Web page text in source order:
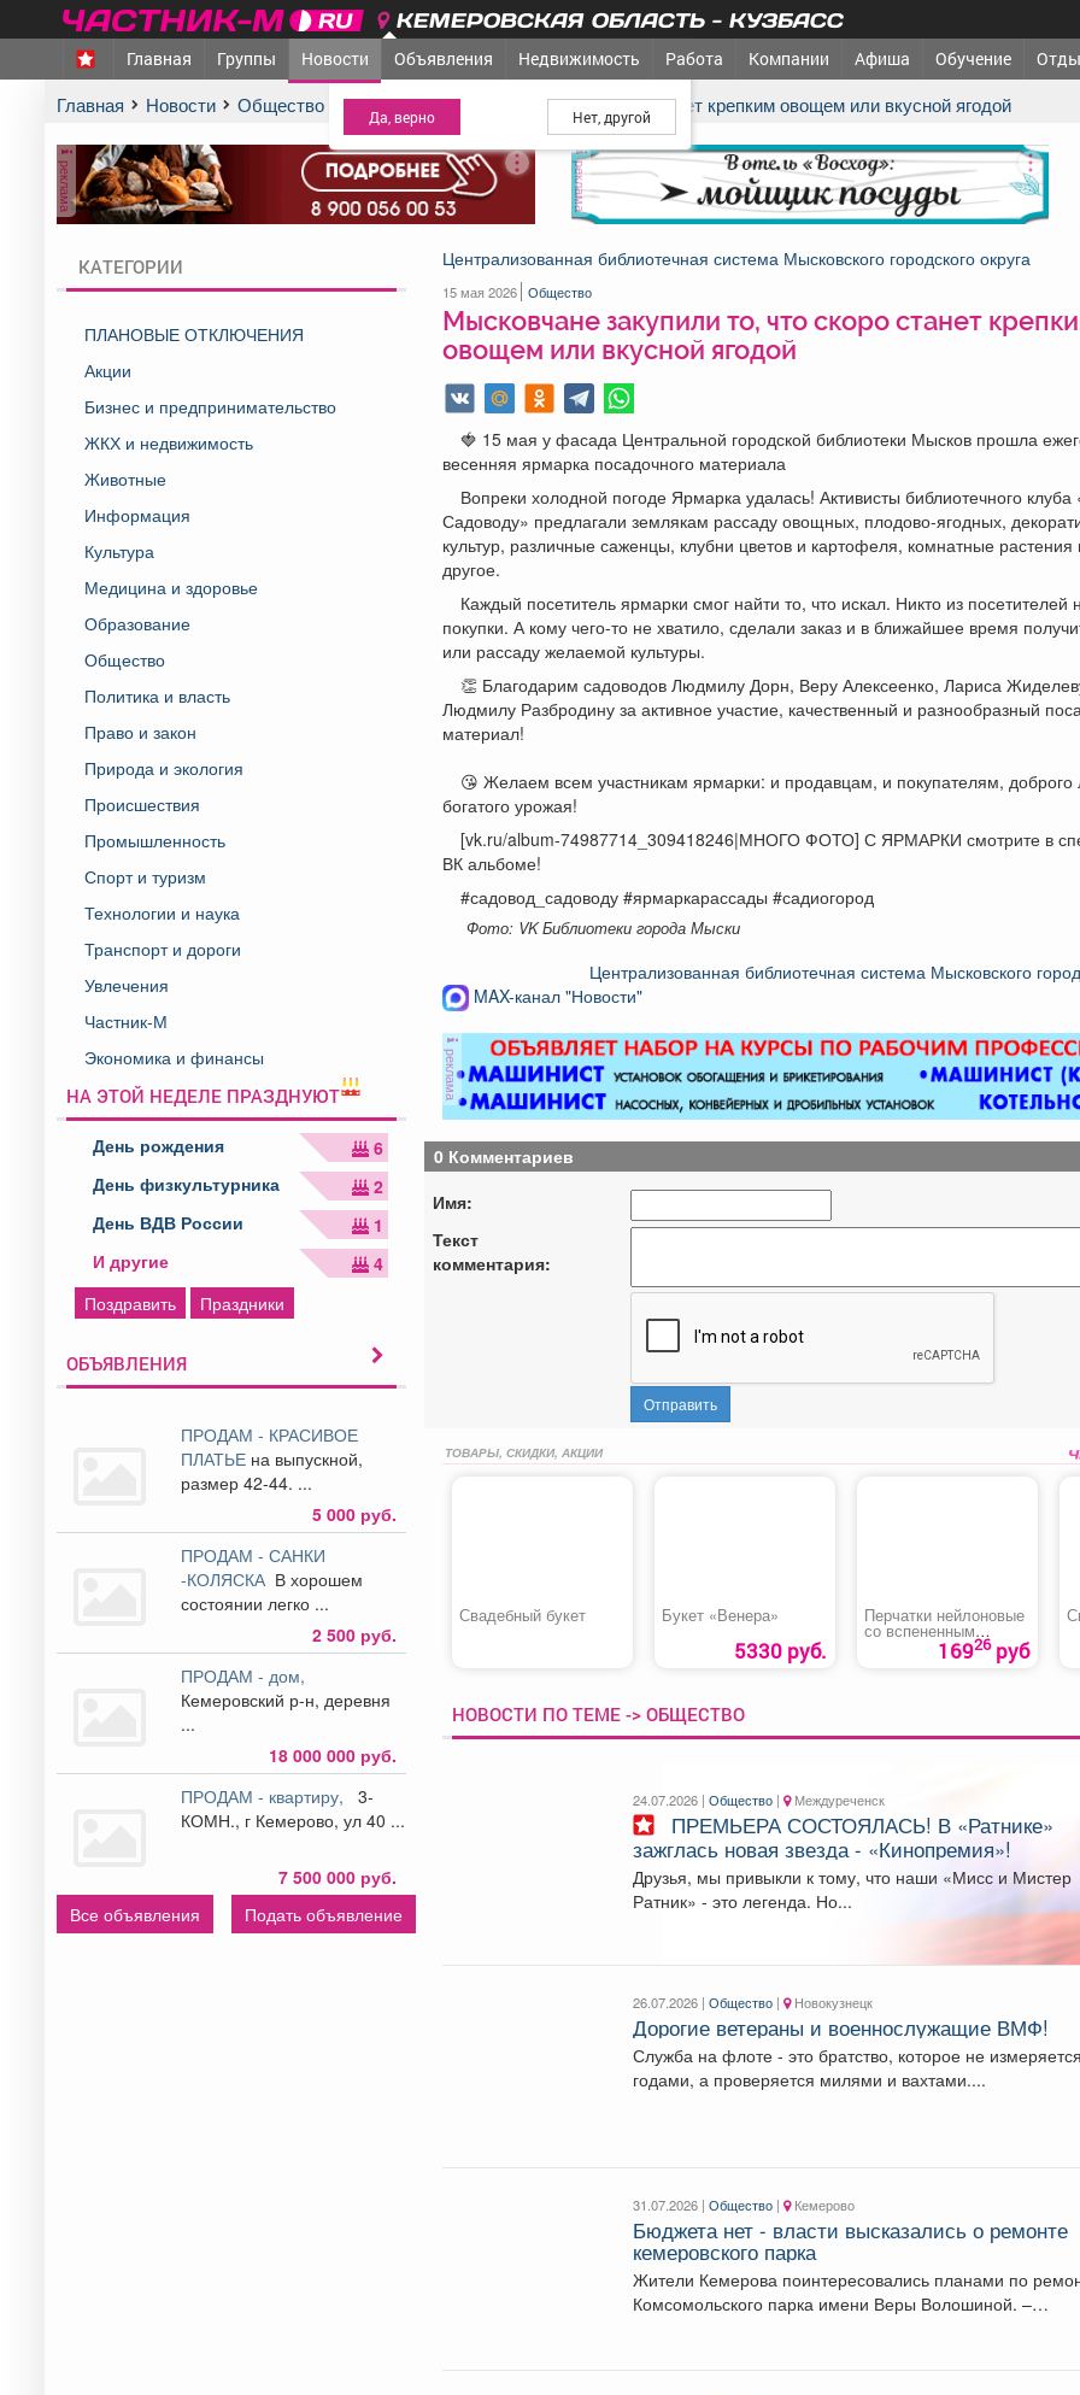
КЕМЕРОВСКАЯ ОБЛАСТЬ - КУЗБАСС
МЕЖДУРЕЧЕНСК - Ваш город?
Главная Группы Новости Объявления Недвижимость Работа Компании Афиша Обучение
Главная Новости Общество Мысковчане закупили то, что скоро станет крепким овощем или вкусной ягодой
реклама реклама
КАТЕГОРИИ
ПЛАНОВЫЕ ОТКЛЮЧЕНИЯ
Акции
Бизнес и предпринимательство
ЖКХ и недвижимость
Животные
Информация
Культура
Медицина и здоровье
Образование
Общество
Политика и власть
Право и закон
Природа и экология
Происшествия
Промышленность
Спорт и туризм
Технологии и наука
Транспорт и дороги
Увлечения
Частник-М
Экономика и финансы
НА ЭТОЙ НЕДЕЛЕ ПРАЗДНУЮТ
День рождения
6
День физкультурника
2
День ВДВ России
1
И другие
4
Поздравить
Праздники
ОБЪЯВЛЕНИЯ
ПРОДАМ - КРАСИВОЕ
ПЛАТЬЕ на выпускной,
размер 42-44. ...
5 000 руб.
ПРОДАМ - САНКИ
-КОЛЯСКА
состоянии легко ...
2 500 руб.
ПРОДАМ - дом,
Кемеровский р-н, деревня
...
18 000 000 руб.
ПРОДАМ - квартиру,
3-
КОМН., г Кемерово, ул 40 ...
7 500 000 руб.
Все объявления
Подать объявление
Централизованная библиотечная система Мысковского городского округа
15 мая 2026 Общество
Мысковчане закупили то, что скоро станет
овощем или вкусной ягодой
🍓 15 мая у фасада Центральной городской библиотеки Мысков прошла
весенняя ярмарка посадочного материала
Вопреки холодной погоде Ярмарка удалась! Активисты библиотечного
Садоводу» предлагали землякам рассаду овощных, плодово-ягодных,
культур, различные саженцы, клубни цветов и картофеля, комнатные растения
другое.
Каждый посетитель ярмарки смог найти то, что искал. Никто из посетителей
покупки. А кому чего-то не хватило, сделали заказ и в ближайшее время
или рассаду желаемой культуры.
👏 Благодарим садоводов Людмилу Дорн, Веру Алексеенко, Лариса
Людмилу Разбродину за активное участие, качественный и разнообразный
материал!
😘 Желаем всем участникам ярмарки: и продавцам, и покупателям, доброго
богатого урожая!
[vk.ru/album-74987714_309418246|МНОГО ФОТО] С ЯРМАРКИ смотрите в
ВК альбоме!
#садовод_садоводу #ярмаркарассады #садиогород
Фото: VK Библиотеки города Мыски
Централизованная библиотечная система Мысковского
MAX-канал "Новости"
реклама
0 Комментариев
Имя:
Текст
комментария:
Отправить
ТОВАРЫ, СКИДКИ, АКЦИИ
Свадебный букет Букет «Венера»
5330 руб.
Перчатки нейлоновые
со вспененным
покрытием ЗИМА
16926руб
НОВОСТИ ПО ТЕМЕ -> ОБЩЕСТВО
24.07.2026 |Общество | Междуреченск
зажглась новая звезда - «Кинопремия»!
Друзья, мы привыкли к тому, что наши «Мисс и Мистер
Ратник» - это легенда. Но...
26.07.2026 |Общество | Новокузнецк
Дорогие ветераны и военнослужащие ВМФ!
Служба на флоте - это братство, которое не измеряется
годами, а проверяется милями и вахтами....
31.07.2026 |Общество | Кемерово
Бюджета нет - власти высказались о ремонте
кемеровского парка
Жители Кемерова поинтересовались планами по
Комсомольского парка имени Веры Волошиной. –